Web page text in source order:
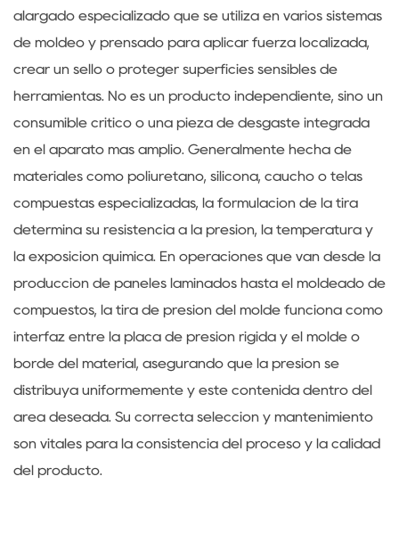
alargado especializado que se utiliza en varios sistemas
de moldeo y prensado para aplicar fuerza localizada,
crear un sello o proteger superficies sensibles de
herramientas. No es un producto independiente, sino un
consumible crítico o una pieza de desgaste integrada
en el aparato más amplio. Generalmente hecha de
materiales como poliuretano, silicona, caucho o telas
compuestas especializadas, la formulación de la tira
determina su resistencia a la presión, la temperatura y
la exposición química. En operaciones que van desde la
producción de paneles laminados hasta el moldeado de
compuestos, la tira de presión del molde funciona como
interfaz entre la placa de presión rígida y el molde o
borde del material, asegurando que la presión se
distribuya uniformemente y esté contenida dentro del
área deseada. Su correcta selección y mantenimiento
son vitales para la consistencia del proceso y la calidad
del producto.